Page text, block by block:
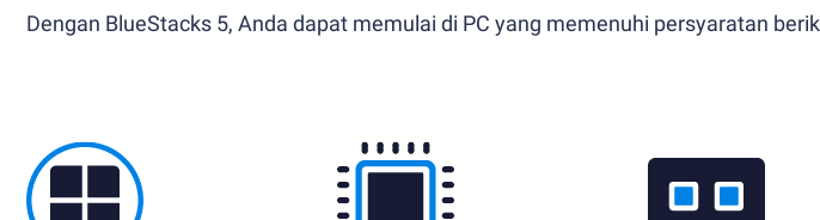
Dengan BlueStacks 5, Anda dapat memulai di PC yang memenuhi persyaratan